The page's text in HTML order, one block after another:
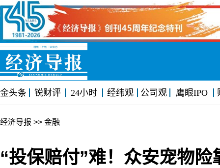
金头条 锐财评 24小时 经纬观 公司观 鹰眼IPO
经济导报 >> 金融
“投保赔付”难！众安宠物险